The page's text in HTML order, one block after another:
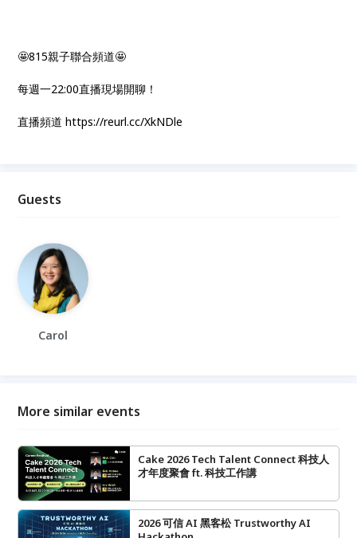
🤩815親子聯合頻道🤩
每週一22:00直播現場開聊！
直播頻道 https://reurl.cc/XkNDle
Guests
Carol
More similar events
Cake 2026 Tech Talent Connect 科技人
才年度聚會 ft. 科技工作講
2026 可信 AI 黑客松 Trustworthy AI